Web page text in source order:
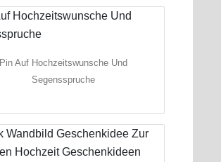
Pin Auf Hochzeitswunsche Und
Segensspruche